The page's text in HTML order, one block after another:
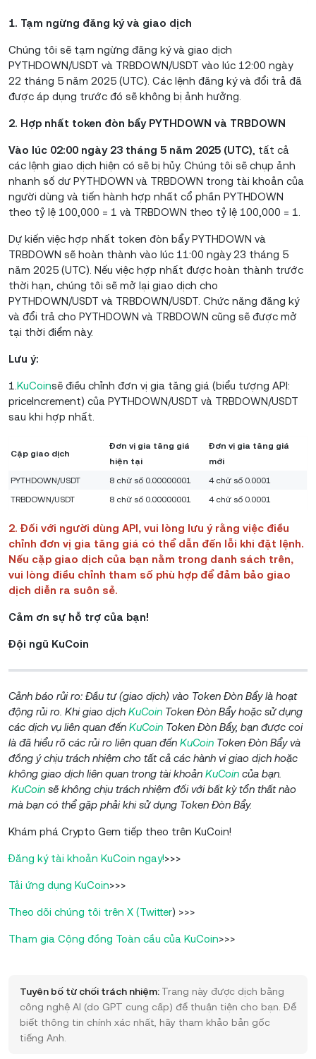
1. Tạm ngừng đăng ký và giao dịch
Chúng tôi sẽ tạm ngừng đăng ký và giao dịch
PYTHDOWN/USDT và TRBDOWN/USDT vào lúc 12:00 ngày
22 tháng 5 năm 2025 (UTC). Các lệnh đăng ký và đổi trả đã
được áp dụng trước đó sẽ không bị ảnh hưởng.
2. Hợp nhất token đòn bẩy PYTHDOWN và TRBDOWN
Vào lúc 02:00 ngày 23 tháng 5 năm 2025 (UTC) , tất cả
các lệnh giao dịch hiện có sẽ bị hủy. Chúng tôi sẽ chụp ảnh
nhanh số dư PYTHDOWN và TRBDOWN trong tài khoản của
người dùng và tiến hành hợp nhất cổ phần PYTHDOWN
theo tỷ lệ 100,000 = 1 và TRBDOWN theo tỷ lệ 100,000 = 1.
Dự kiến việc hợp nhất token đòn bẩy PYTHDOWN và
TRBDOWN sẽ hoàn thành vào lúc 11:00 ngày 23 tháng 5
năm 2025 (UTC). Nếu việc hợp nhất được hoàn thành trước
thời hạn, chúng tôi sẽ mở lại giao dịch cho
PYTHDOWN/USDT và TRBDOWN/USDT. Chức năng đăng ký
và đổi trả cho PYTHDOWN và TRBDOWN cũng sẽ được mở
tại thời điểm này.
Lưu ý:
1. KuCoinsẽ điều chỉnh đơn vị gia tăng giá (biểu tượng API:
priceIncrement) của PYTHDOWN/USDT và TRBDOWN/USDT
sau khi hợp nhất.
Cặp giao dịch
Đơn vị gia tăng giá
hiện tại
Đơn vị gia tăng giá
mới
PYTHDOWN/USDT
8 chữ số 0.00000001
4 chữ số 0.0001
TRBDOWN/USDT
8 chữ số 0.00000001 4 chữ số 0.0001
2. Đối với người dùng API, vui lòng lưu ý rằng việc điều
chỉnh đơn vị gia tăng giá có thể dẫn đến lỗi khi đặt lệnh.
Nếu cặp giao dịch của bạn nằm trong danh sách trên,
vui lòng điều chỉnh tham số phù hợp để đảm bảo giao
dịch diễn ra suôn sẻ.
Cảm ơn sự hỗ trợ của bạn!
Đội ngũ KuCoin
Cảnh báo rủi ro: Đầu tư (giao dịch) vào Token Đòn Bẩy là hoạt
động rủi ro. Khi giao dịch KuCoin Token Đòn Bẩy hoặc sử dụng
các dịch vụ liên quan đến KuCoin Token Đòn Bẩy, bạn được coi
là đã hiểu rõ các rủi ro liên quan đến KuCoin Token Đòn Bẩy và
đồng ý chịu trách nhiệm cho tất cả các hành vi giao dịch hoặc
không giao dịch liên quan trong tài khoản KuCoin của bạn.
KuCoin sẽ không chịu trách nhiệm đối với bất kỳ tổn thất nào
mà bạn có thể gặp phải khi sử dụng Token Đòn Bẩy.
Khám phá Crypto Gem tiếp theo trên KuCoin!
Đăng ký tài khoản KuCoin ngay!>>>
Tải ứng dụng KuCoin>>>
Theo dõi chúng tôi trên X (Twitter) >>>
Tham gia Cộng đồng Toàn cầu của KuCoin>>>
Tuyên bố từ chối trách nhiệm: Trang này được dịch bằng
công nghệ AI (do GPT cung cấp) để thuận tiện cho bạn. Để
biết thông tin chính xác nhất, hãy tham khảo bản gốc
tiếng Anh.